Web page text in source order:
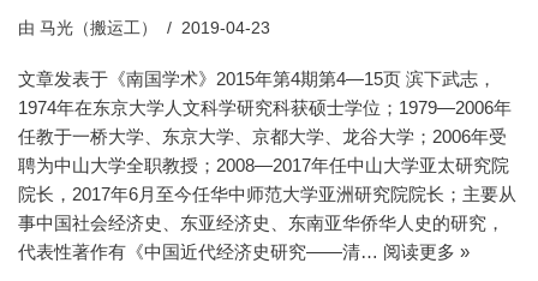
由 马光（搬运工） 2019-04-23
文章发表于《南国学术》2015年第4期第4—15页 滨下武志，
1974年在东京大学人文科学研究科获硕士学位；1979—2006年
任教于一桥大学、东京大学、京都大学、龙谷大学；2006年受
聘为中山大学全职教授；2008—2017年任中山大学亚太研究院
院长，2017年6月至今任华中师范大学亚洲研究院院长；主要从
事中国社会经济史、东亚经济史、东南亚华侨华人史的研究，
代表性著作有《中国近代经济史研究——清… 阅读更多 »